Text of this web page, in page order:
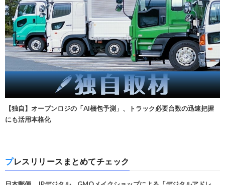
【独自】オープンロジの「AI梱包予測」、トラック必要台数の迅速把握
にも活用本格化
プレスリリースまとめてチェック